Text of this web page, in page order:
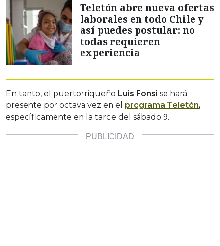
Teletón abre nueva ofertas
laborales en todo Chile y
así puedes postular: no
todas requieren
experiencia
En tanto, el puertorriqueño Luis Fonsi se hará
presente por octava vez en el programa Teletón,
específicamente en la tarde del sábado 9.